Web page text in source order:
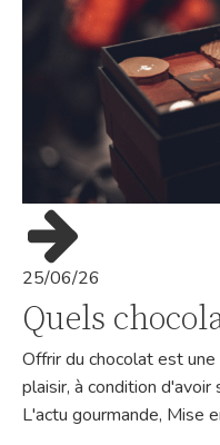
25/06/26
Quels
Offrir du chocolat est
plaisir, à condition
L'actu gourmande, Mise